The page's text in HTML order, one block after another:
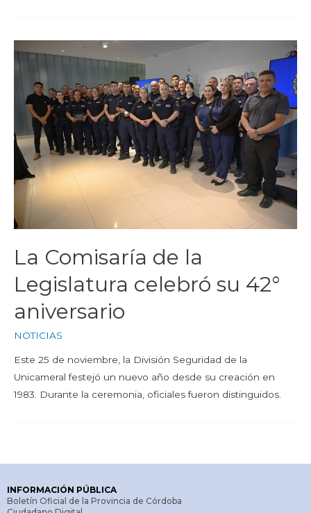
La Comisaría de la
Legislatura celebró su 42°
aniversario
NOTICIAS
Este 25 de noviembre, la División Seguridad de la
Unicameral festejó un nuevo año desde su creación en
1983. Durante la ceremonia, oficiales fueron distinguidos.
INFORMACIÓN PÚBLICA
Boletín Oficial de la Provincia de Córdoba